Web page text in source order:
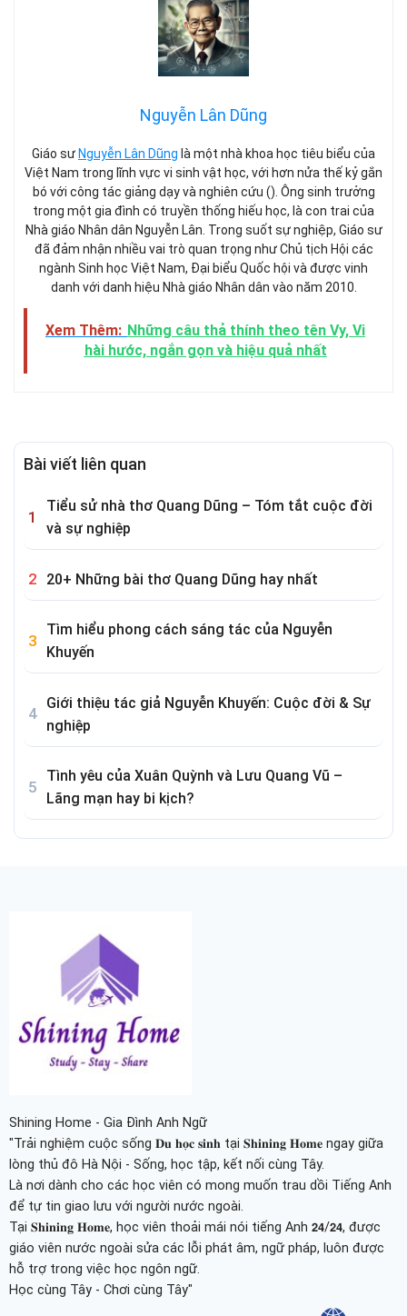
Nguyễn Lân Dũng
Giáo sư Nguyễn Lân Dũng là một nhà khoa học tiêu biểu của
Việt Nam trong lĩnh vực vi sinh vật học, với hơn nửa thế kỷ gắn
bó với công tác giảng dạy và nghiên cứu (). Ông sinh trưởng
trong một gia đình có truyền thống hiếu học, là con trai của
Nhà giáo Nhân dân Nguyễn Lân. Trong suốt sự nghiệp, Giáo sư
đã đảm nhận nhiều vai trò quan trọng như Chủ tịch Hội các
ngành Sinh học Việt Nam, Đại biểu Quốc hội và được vinh
danh với danh hiệu Nhà giáo Nhân dân vào năm 2010.
Xem Thêm: Những câu thả thính theo tên Vy, Vi
hài hước, ngắn gọn và hiệu quả nhất
Bài viết liên quan
Tiểu sử nhà thơ Quang Dũng – Tóm tắt cuộc đời
và sự nghiệp
20+ Những bài thơ Quang Dũng hay nhất
Tìm hiểu phong cách sáng tác của Nguyễn
Khuyến
Giới thiệu tác giả Nguyễn Khuyến: Cuộc đời & Sự
nghiệp
Tình yêu của Xuân Quỳnh và Lưu Quang Vũ –
Lãng mạn hay bi kịch?
Shining Home - Gia Đình Anh Ngữ
"Trải nghiệm cuộc sống 𝐃𝐮 𝐡𝐨̣𝐜 𝐬𝐢𝐧𝐡 tại 𝐒𝐡𝐢𝐧𝐢𝐧𝐠 𝐇𝐨𝐦𝐞 ngay giữa
lòng thủ đô Hà Nội - Sống, học tập, kết nối cùng Tây.
Là nơi dành cho các học viên có mong muốn trau dồi Tiếng Anh
để tự tin giao lưu với người nước ngoài.
Tại 𝐒𝐡𝐢𝐧𝐢𝐧𝐠 𝐇𝐨𝐦𝐞, học viên thoải mái nói tiếng Anh 𝟮𝟰/𝟮𝟰, được
giáo viên nước ngoài sửa các lỗi phát âm, ngữ pháp, luôn được
hỗ trợ trong việc học ngôn ngữ.
Học cùng Tây - Chơi cùng Tây"